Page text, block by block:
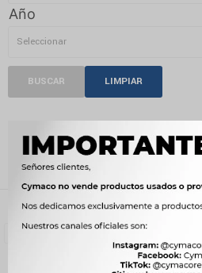
Año
BUSCAR LIMPIAR
Filtrando por: Motor Árbol de levas
Quitar filtros